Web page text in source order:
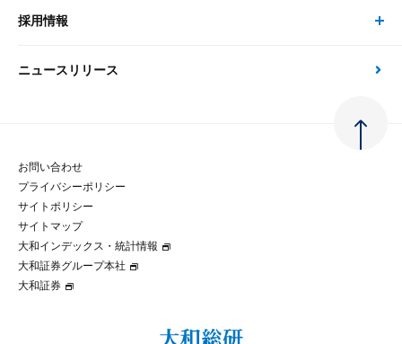
大和総研の強み
先端テクノロジーに基づく新たな価値の創出
政策分析
金融経済教育等
コラム
次世代社会への貢献
マルチステークホルダー方針
パートナーシップ構築宣言
会社情報 トップ
会社概要・役員一覧
大和総研の歩み
グループ会社
採用情報
採用情報 トップ
経験者採用
ニュースリリース
お問い合わせ
プライバシーポリシー
サイトポリシー
サイトマップ
大和インデックス・統計情報
大和証券グループ本社
大和証券